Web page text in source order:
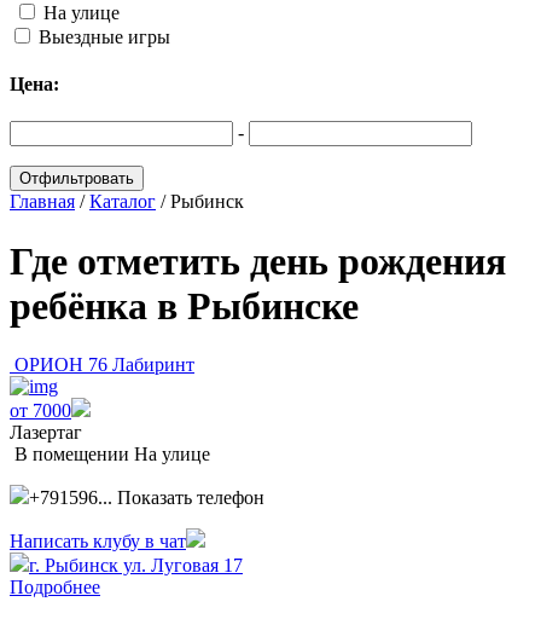
На улице
Выездные игры
Цена:
-
Главная /Каталог /Рыбинск
Где отметить день рождения
ребёнка в Рыбинске
ОРИОН 76 Лабиринт
от 7000
Лазертаг
В помещении На улице
+791596... Показать телефон
Написать клубу в чат
г. Рыбинск ул. Луговая 17
Подробнее